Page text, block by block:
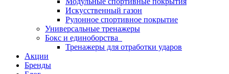
Искусственный газон
Рулонное спортивное покрытие
Универсальные тренажеры
Бокс и единоборства
Тренажеры для отработки ударов
Акции
Бренды